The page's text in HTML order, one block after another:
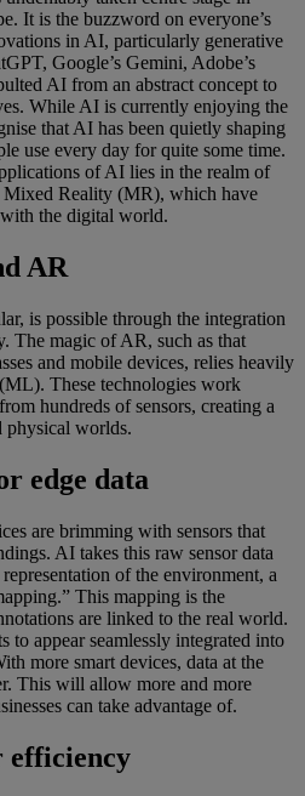
It is the buzzword on everyone’s
in AI, particularly generative
Google’s Gemini, Adobe’s
AI from an abstract concept to
While AI is currently enjoying the
that AI has been quietly shaping
use every day for quite some time.
of AI lies in the realm of
Reality (MR), which have
the digital world.
AR
is possible through the integration
The magic of AR, such as that
and mobile devices, relies heavily
These technologies work
hundreds of sensors, creating a
physical worlds.
edge data
are brimming with sensors that
AI takes this raw sensor data
of the environment, a
This mapping is the
are linked to the real world.
to appear seamlessly integrated into
more smart devices, data at the
This will allow more and more
can take advantage of.
efficiency